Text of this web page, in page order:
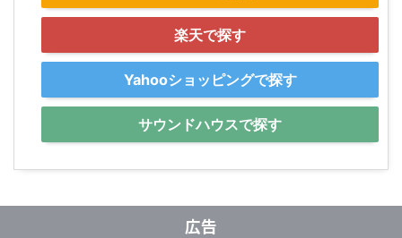
楽天で探す
Yahooショッピングで探す
サウンドハウスで探す
広告